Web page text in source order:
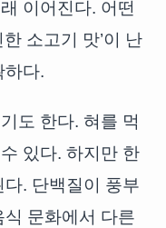
이어진다. 어떤
소고기 맛’이 난
하다.
도 한다. 혀를 먹
있다. 하지만 한
. 단백질이 풍부
문화에서 다른